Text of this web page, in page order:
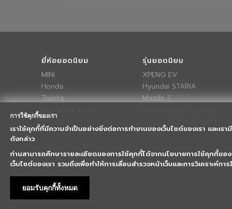
ยี่ห้อยอดนิยม
MINI
Honda
Toyota
รุ่นยอดนิยม
XPENG EV
Hyundai STARIA
Mazda 2
CAB
การใช้คุกกี้ของเรา
เราใช้คุกกี้ที่มีความจำเป็นอย่างยิ่งต่อการทำงานของเว็บไซต์ของเรา และเร
ดังกล่าว
ท่านสามารถศึกษารายละเอียดของการใช้คุกกี้ได้จากนโยบายการใช้คุกกี้ของ
เว็บไซต์ของเรา รวมถึงเพื่อทำให้การเลื่อนสำรวจหน้าเว็บและการวิเคราะ
ยอมรับคุกกี้ทั้งหมด